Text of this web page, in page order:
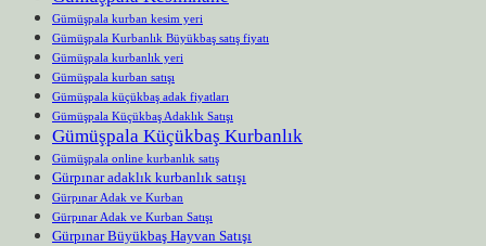
Gümüşpala kurban kesim yeri
Gümüşpala Kurbanlık Büyükbaş satış fiyatı
Gümüşpala kurbanlık yeri
Gümüşpala kurban satışı
Gümüşpala küçükbaş adak fiyatları
Gümüşpala Küçükbaş Adaklık Satışı
Gümüşpala Küçükbaş Kurbanlık
Gümüşpala online kurbanlık satış
Gürpınar adaklık kurbanlık satışı
Gürpınar Adak ve Kurban
Gürpınar Adak ve Kurban Satışı
Gürpınar Büyükbaş Hayvan Satışı